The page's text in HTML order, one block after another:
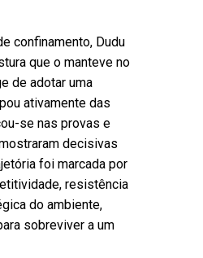
confinamento, Dudu
que o manteve no
de adotar uma
ativamente das
se nas provas e
decisivas
foi marcada por
resistência
do ambiente,
sobreviver a um